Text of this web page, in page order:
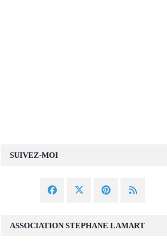
SUIVEZ-MOI
ASSOCIATION STEPHANE LAMART